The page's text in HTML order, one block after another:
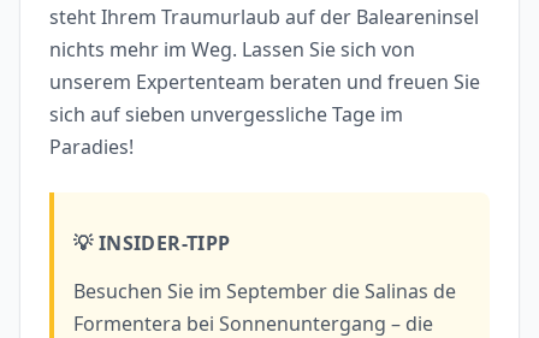
steht Ihrem Traumurlaub auf der Baleareninsel
nichts mehr im Weg. Lassen Sie sich von
unserem Expertenteam beraten und freuen Sie
sich auf sieben unvergessliche Tage im
Paradies!
💡 INSIDER-TIPP
Besuchen Sie im September die Salinas de
Formentera bei Sonnenuntergang – die